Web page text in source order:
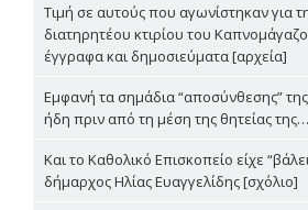
Τιμή σε αυτούς που αγωνίστηκαν για
διατηρητέου κτιρίου του
έγγραφα και δημοσιεύματα [αρχεία]
Εμφανή τα σημάδια “αποσύνθεσης”
ήδη πριν από τη μέση της θητείας
Και το Καθολικό Επισκοπείο είχε
δήμαρχος Ηλίας Ευαγγελίδης [σχόλιο]